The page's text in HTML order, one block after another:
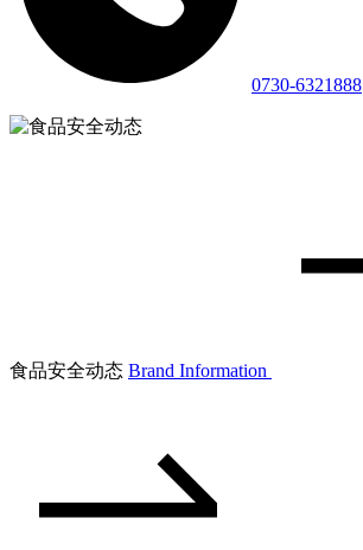
0730-6321888
食品安全动态 Brand Information